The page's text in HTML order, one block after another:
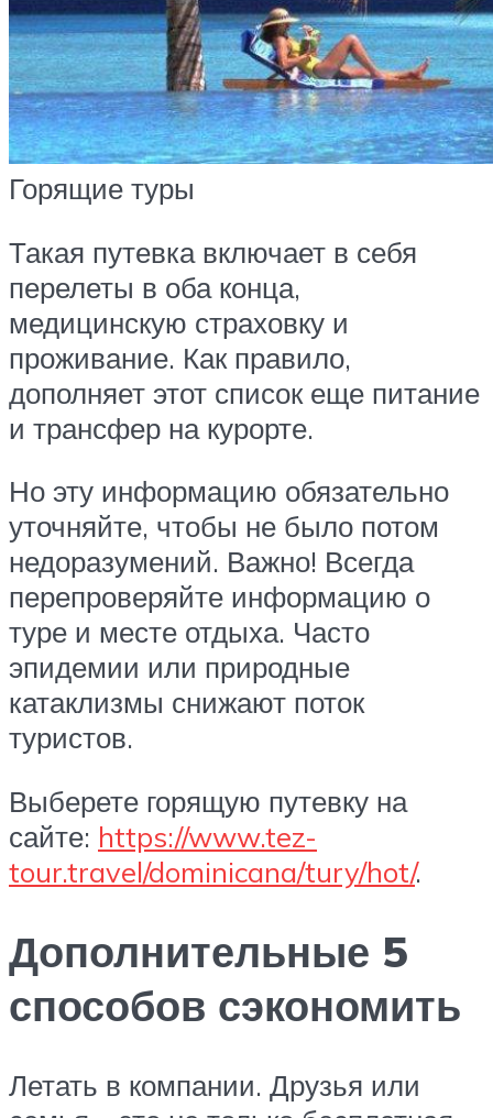
Горящие туры
Такая путевка включает в себя
перелеты в оба конца,
медицинскую страховку и
проживание. Как правило,
дополняет этот список еще питание
и трансфер на курорте.
Но эту информацию обязательно
уточняйте, чтобы не было потом
недоразумений. Важно! Всегда
перепроверяйте информацию о
туре и месте отдыха. Часто
эпидемии или природные
катаклизмы снижают поток
туристов.
Выберете горящую путевку на
сайте: https://www.tez-
tour.travel/dominicana/tury/hot/.
Дополнительные 5
способов сэкономить
Летать в компании. Друзья или